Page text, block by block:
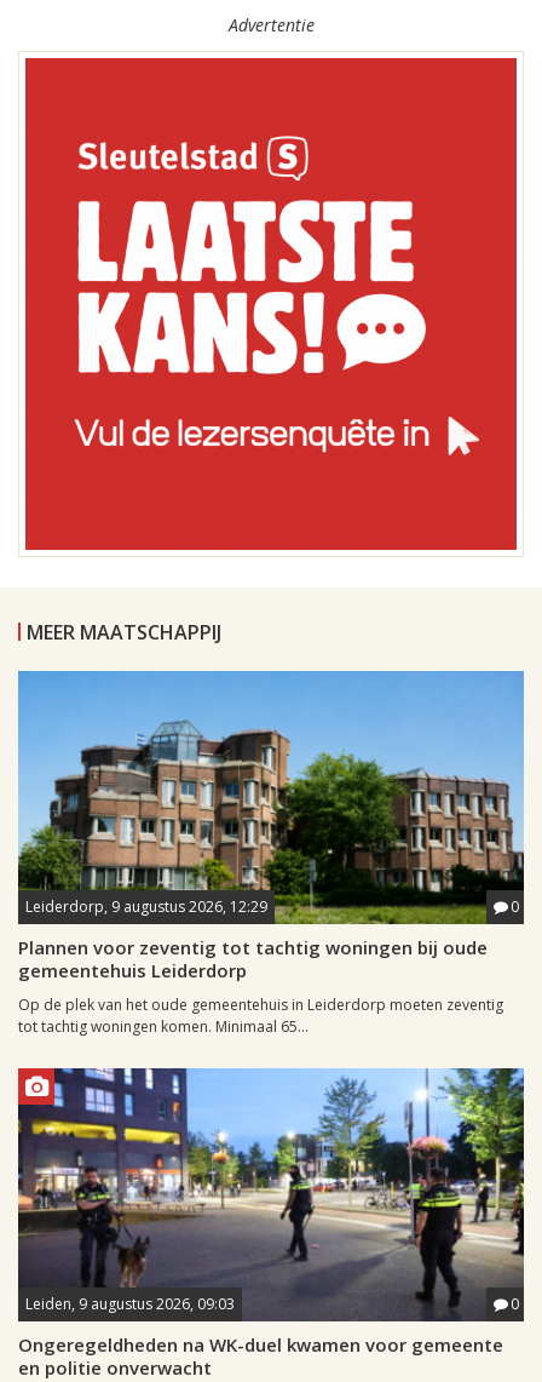
Advertentie
MEER MAATSCHAPPIJ
Leiderdorp, 9 augustus 2026, 12:29 0
Plannen voor zeventig tot tachtig woningen bij oude
gemeentehuis Leiderdorp
Op de plek van het oude gemeentehuis in Leiderdorp moeten zeventig
tot tachtig woningen komen. Minimaal 65...
Leiden, 9 augustus 2026, 09:03 0
Ongeregeldheden na WK-duel kwamen voor gemeente
en politie onverwacht